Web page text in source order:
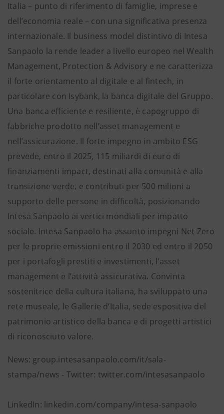
Italia – punto di riferimento di famiglie, imprese e
dell’economia reale – con una significativa presenza
internazionale. Il business model distintivo di Intesa
Sanpaolo la rende leader a livello europeo nel Wealth
Management, Protection & Advisory e ne caratterizza
il forte orientamento al digitale e al fintech, in
particolare con Isybank, la banca digitale del Gruppo.
Una banca efficiente e resiliente, è capogruppo di
fabbriche prodotto nell’asset management e
nell’assicurazione. Il forte impegno in ambito ESG
prevede, entro il 2025, 115 miliardi di euro di
finanziamenti impact, destinati alla comunità e alla
transizione verde, e contributi per 500 milioni a
supporto delle persone in difficoltà, posizionando
Intesa Sanpaolo ai vertici mondiali per impatto
sociale. Intesa Sanpaolo ha assunto impegni Net Zero
per le proprie emissioni entro il 2030 ed entro il 2050
per i portafogli prestiti e investimenti, l’asset
management e l’attività assicurativa. Convinta
sostenitrice della cultura italiana, ha sviluppato una
rete museale, le Gallerie d’Italia, sede espositiva del
patrimonio artistico della banca e di progetti artistici
di riconosciuto valore.
News: group.intesasanpaolo.com/it/sala-
stampa/news - Twitter: twitter.com/intesasanpaolo
LinkedIn: linkedin.com/company/intesa-sanpaolo